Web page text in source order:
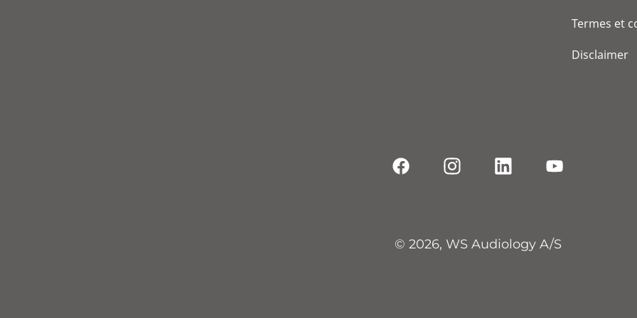
Termes et
Disclaimer
© 2026, WS Audiology A/S